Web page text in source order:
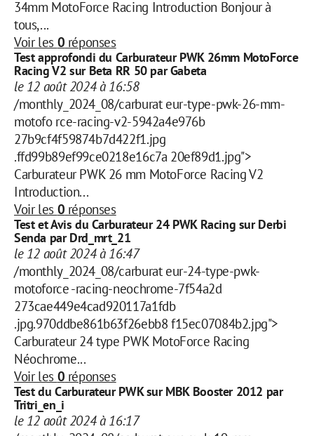
34mm MotoForce Racing Introduction Bonjour à
tous,...
Voir les 0 réponses
Test approfondi du Carburateur PWK 26mm MotoForce
Racing V2 sur Beta RR 50 par Gabeta
le 12 août 2024 à 16:58
/monthly_2024_08/carburat eur-type-pwk-26-mm-
motofo rce-racing-v2-5942a4e976b
27b9cf4f59874b7d422f1.jpg
.ffd99b89ef99ce0218e16c7a 20ef89d1.jpg">
Carburateur PWK 26 mm MotoForce Racing V2
Introduction...
Voir les 0 réponses
Test et Avis du Carburateur 24 PWK Racing sur Derbi
Senda par Drd_mrt_21
le 12 août 2024 à 16:47
/monthly_2024_08/carburat eur-24-type-pwk-
motoforce -racing-neochrome-7f54a2d
273cae449e4cad920117a1fdb
.jpg.970ddbe861b63f26ebb8 f15ec07084b2.jpg">
Carburateur 24 type PWK MotoForce Racing
Néochrome...
Voir les 0 réponses
Test du Carburateur PWK sur MBK Booster 2012 par
Tritri_en_i
le 12 août 2024 à 16:17